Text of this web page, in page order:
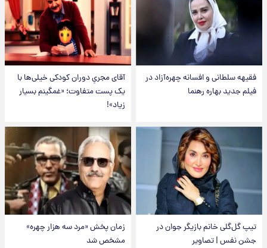
فقیهه سلطانی و افسانه چهره‌آزاد در
فیلم جدید بهاره رهنما
آقای مجریِ دوران کودکی خیلی‌ها با
یک پست متفاوت؛ «غمگینم بسیار
زیاد»!
تیپ گل‌گلی خانم بازیگر جوان در
جشن نفس | تصاویر
زمان پخش «مرد سه هزار چهره»
مشخص شد